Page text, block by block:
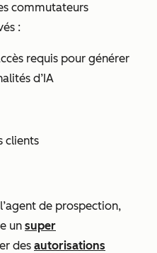
commutateurs
:
requis pour générer
d’IA
clients
de prospection,
un super
des autorisations